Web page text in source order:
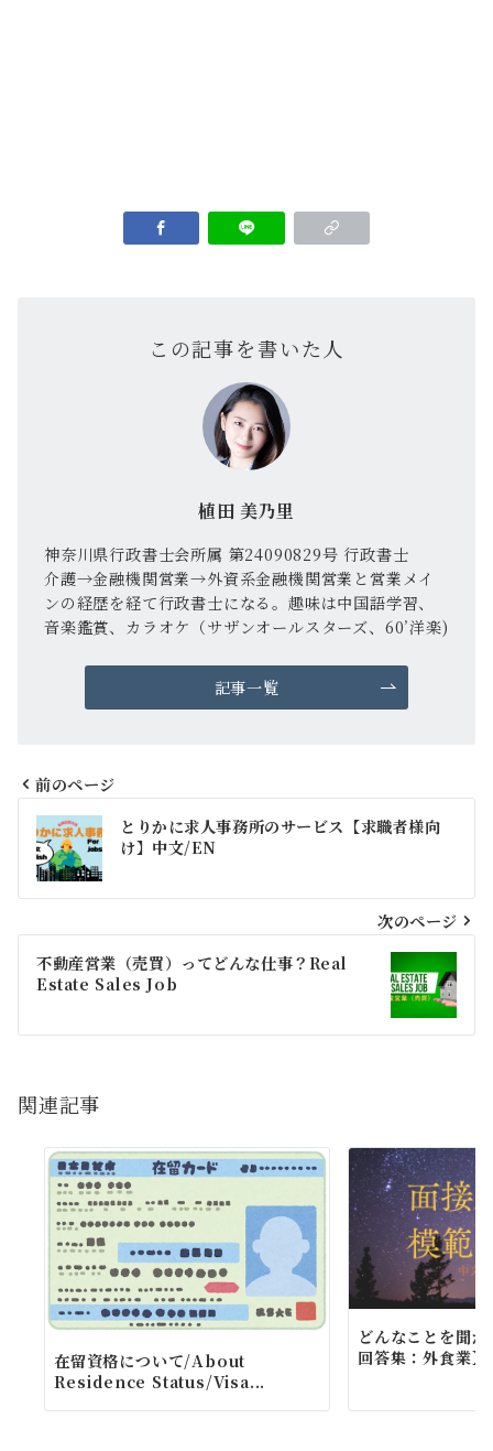
この記事を書いた人
植田 美乃里
神奈川県行政書士会所属 第24090829号 行政書士
介護→金融機関営業→外資系金融機関営業と営業メイ
ンの経歴を経て行政書士になる。趣味は中国語学習、
音楽鑑賞、カラオケ（サザンオールスターズ、60’洋楽)
記事一覧
投
稿
ナ
ビ
ゲ
ー
シ
ン
前のページ
とりかに求人事務所のサービス【求職者様向
け】中文/EN
次のページ
不動産営業（売買）ってどんな仕事？Real
Estate Sales Job
関連記事
在留資格について/About
Residence Status/Visa...
どんなことを聞
回答集：外食業】